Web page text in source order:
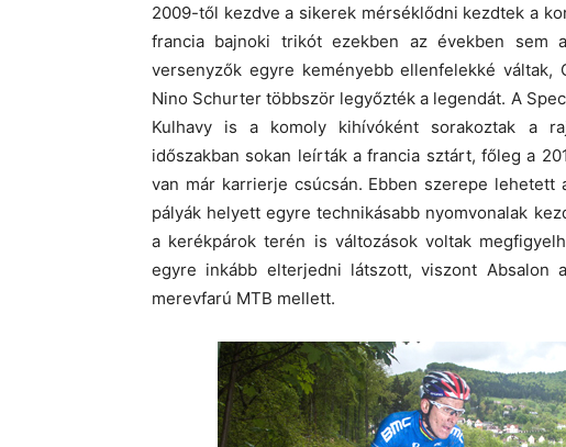
2009-től kezdve a sikerek mérséklődni kezdtek a
francia bajnoki trikót ezekben az években sem
versenyzők egyre keményebb ellenfelekké váltak,
Nino Schurter többször legyőzték a legendát. A
Kulhavy is a komoly kihívóként sorakoztak a
időszakban sokan leírták a francia sztárt, főleg a
van már karrierje csúcsán. Ebben szerepe
pályák helyett egyre technikásabb nyomvonalak
a kerékpárok terén is változások voltak
egyre inkább elterjedni látszott, viszont Absalon
merevfarú MTB mellett.